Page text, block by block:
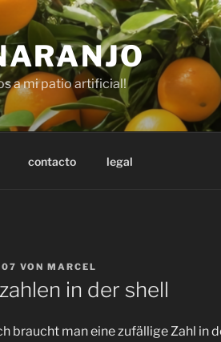
a mi patio artificial!
contacto legal
VON MARCEL
in der shell
braucht man eine zufällige Zahl in